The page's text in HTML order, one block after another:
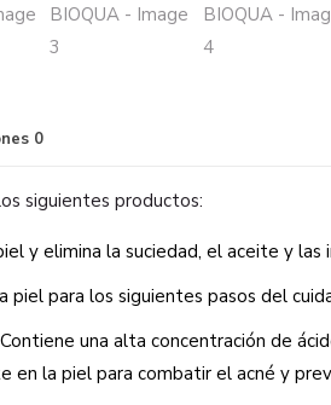
0
siguientes productos:
y elimina la suciedad, el aceite y
piel para los siguientes pasos del
Contiene una alta concentración de
en la piel para combatir el acné y